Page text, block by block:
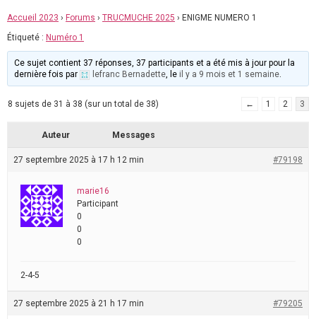
Accueil 2023 › Forums › TRUCMUCHE 2025 › ENIGME NUMERO 1
Étiqueté : Numéro 1
Ce sujet contient 37 réponses, 37 participants et a été mis à jour pour la
dernière fois par
lefranc Bernadette, le il y a 9 mois et 1 semaine.
8 sujets de 31 à 38 (sur un total de 38) ← 1 2 3
Auteur Messages
27 septembre 2025 à 17 h 12 min #79198
marie16
Participant
0
0
0
2-4-5
27 septembre 2025 à 21 h 17 min #79205